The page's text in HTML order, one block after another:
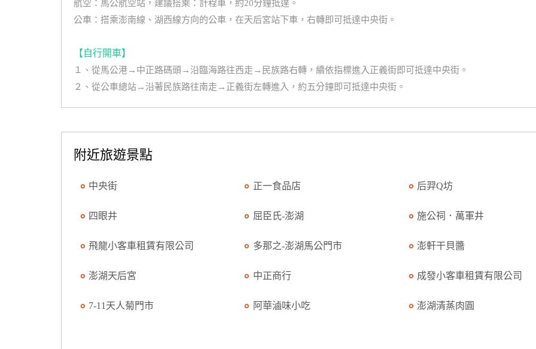
航空：馬公航空站，建議搭乘：計程車，約20分鐘抵達。
公車：搭乘澎南線、湖西線方向的公車，在天后宮站下車，右轉即可抵達中央街。
【自行開車】
１、從馬公港→中正路碼頭→沿臨海路往西走→民族路右轉，續依指標進入正義街即可抵達中央街。
２、從公車總站→沿著民族路往南走→正義街左轉進入，約五分鐘即可抵達中央街。
附近旅遊景點
中央街 正一食品店 后羿Q坊
四眼井 屈臣氏-澎湖 施公祠．萬軍井
飛龍小客車租賃有限公司 多那之-澎湖馬公門市 澎軒干貝醬
澎湖天后宮 中正商行 成發小客車租賃有限公司
7-11天人菊門市 阿華滷味小吃 澎湖清蒸肉圓